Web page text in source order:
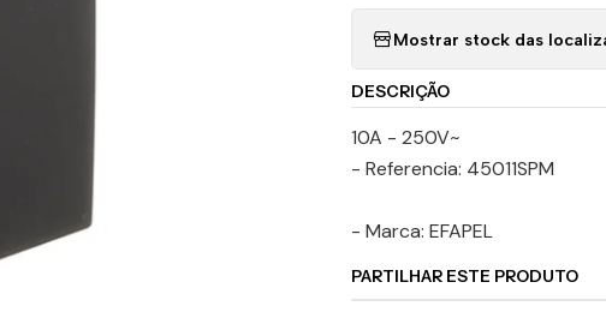
Mostrar stock das
DESCRIÇÃO
10A - 250V~
- Referencia: 45011SPM
- Marca: EFAPEL
PARTILHAR ESTE PRODUTO